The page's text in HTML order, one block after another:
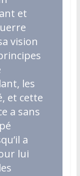
et
vision
les
et cette
a sans
a
lui